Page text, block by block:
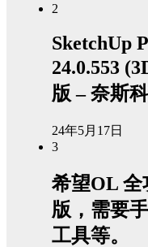
2
SketchUp
24.0.553
版 – 奈斯
24年5月17日
3
希望OL 全
版，需要
工具等。